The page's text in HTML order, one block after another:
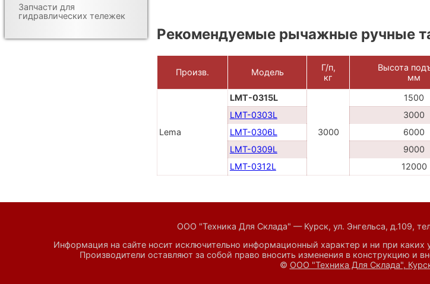
Рекомендуемые рычажные ручные
Произв. Модель
Г/п,
кг
Высота
мм
Lema
LMT-0315L
3000
1500
LMT-0303L
3000
LMT-0306L
6000
LMT-0309L
9000
LMT-0312L
12000
Запчасти для
гидравлических тележек
ООО "Техника Для Склада" — Курск, ул. Энгельса, д.109,
Информация на сайте носит исключительно информационный характер и ни при каких
Производители оставляют за собой право вносить изменения в конструкцию и
© ООО "Техника Для Склада",